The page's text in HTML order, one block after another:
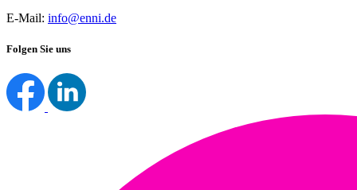
E-Mail: info@enni.de
Folgen Sie uns